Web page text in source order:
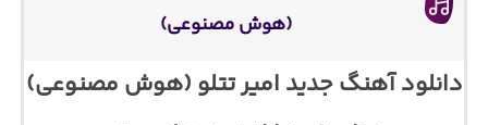
(هوش مصنوعی)
دانلود آهنگ جدید امیر تتلو (هوش مصنوعی)